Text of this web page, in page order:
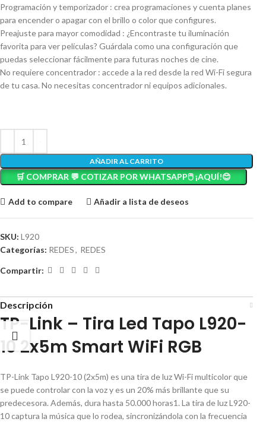
Programación y temporizador : crea programaciones y cuenta planes
para encender o apagar con el brillo o color que configures.
Preajuste para mayor comodidad : ¿Encontraste tu iluminación
favorita para ver películas? Guárdala como una configuración que
puedas seleccionar fácilmente para futuras noches de cine.
No requiere concentrador : accede a la red desde la red Wi-Fi segura
de tu casa. No necesitas concentrador ni equipos adicionales.
AÑADIR AL CARRITO
🛒 COMPRAR 💬 COTIZAR POR WHATSAPP🖱️ ¡AQUÍ!😊
Add to compare Añadir a lista de deseos
SKU: L920
Categorías: REDES, REDES
Compartir:
Descripción
TP-Link – Tira Led Tapo L920-
10 2x5m Smart WiFi RGB
TP-Link Tapo L920-10 (2x5m) es una tira de luz Wi-Fi multicolor que
se puede controlar con la voz y es un 20% más brillante que su
predecesora. Además, dura hasta 50.000 horas1. La tira de luz L920-
10 captura la música que lo rodea, sincronizándola con la frecuencia